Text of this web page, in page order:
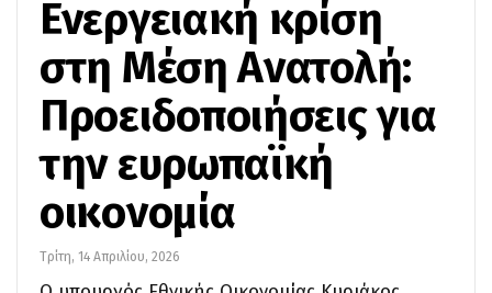
Ενεργειακή κρίση
στη Μέση Ανατολή:
Προειδοποιήσεις για
την ευρωπαϊκή
οικονομία
Τρίτη, 14 Απριλίου, 2026